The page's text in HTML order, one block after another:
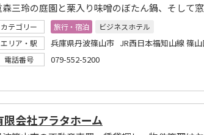
森三玲の庭園と栗入り味噌のぼたん鍋、そして
カテゴリー 旅行・宿泊
ビジネスホテル
エリア・駅
兵庫県丹波篠山市 JR西日本福知山線 篠山
電話番号 079-552-5200
限会社アラタホーム